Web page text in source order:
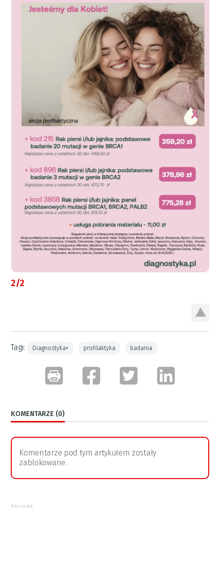
2/2
Tagi: Diagnostyka+ profilaktyka badania
KOMENTARZE (0)
Komentarze pod tym artykułem zostały
zablokowane.
REKLAMA